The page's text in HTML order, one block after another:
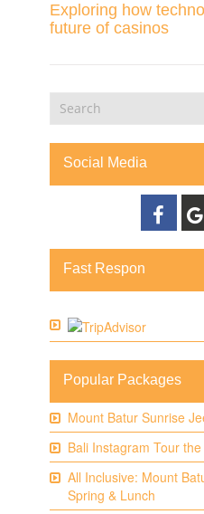
Exploring how
future of casinos
Social Media
Fast Respon
Popular Packages
Mount Batur Sunrise
Bali Instagram Tour
All Inclusive: Mount
Spring & Lunch